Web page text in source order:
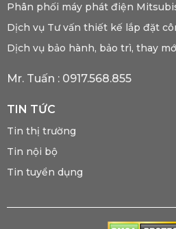
Phân phối máy phát điện
Dịch vụ Tư vấn thiết kế lắp đặt
Dịch vụ bảo hành, bảo trì, thay
Mr. Tuấn : 0917.568.855
TIN TỨC
Tin thị trường
Tin nội bộ
Tin tuyển dụng